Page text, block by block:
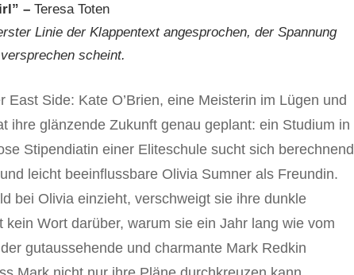
– Teresa Toten
Linie der Klappentext angesprochen, der Spannung
scheint.
East Side: Kate O’Brien, eine Meisterin im Lügen und
ihre glänzende Zukunft genau geplant: ein Studium in
Stipendiatin einer Eliteschule sucht sich berechnend
leicht beeinflussbare Olivia Sumner als Freundin.
bei Olivia einzieht, verschweigt sie ihre dunkle
Wort darüber, warum sie ein Jahr lang wie vom
gutaussehende und charmante Mark Redkin